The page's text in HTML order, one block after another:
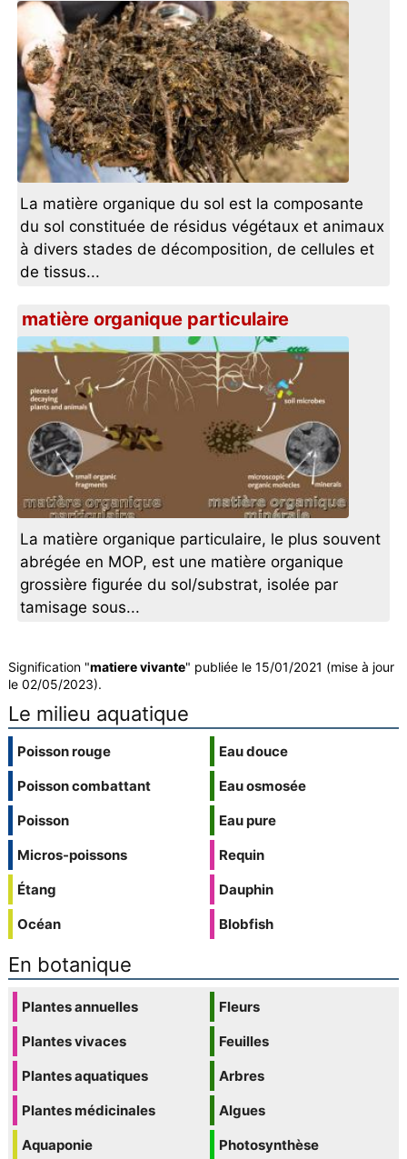
La matière organique du sol est la composante
du sol constituée de résidus végétaux et animaux
à divers stades de décomposition, de cellules et
de tissus...
matière organique particulaire
La matière organique particulaire, le plus souvent
abrégée en MOP, est une matière organique
grossière figurée du sol/substrat, isolée par
tamisage sous...
Signification "matiere vivante" publiée le 15/01/2021 (mise à jour
le 02/05/2023).
Le milieu aquatique
Poisson rouge
Poisson combattant
Poisson
Micros-poissons
Étang
Océan
Eau douce
Eau osmosée
Eau pure
Requin
Dauphin
Blobfish
En botanique
Plantes annuelles
Plantes vivaces
Plantes aquatiques
Plantes médicinales
Aquaponie
Fleurs
Feuilles
Arbres
Algues
Photosynthèse